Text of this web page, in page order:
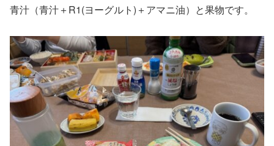
青汁（青汁＋R1(ヨーグルト)＋アマニ油）と果物です。